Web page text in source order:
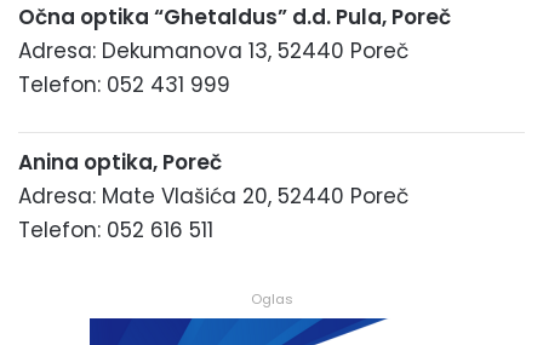
Očna optika “Ghetaldus” d.d. Pula, Poreč
Adresa: Dekumanova 13, 52440 Poreč
Telefon: 052 431 999
Anina optika, Poreč
Adresa: Mate Vlašića 20, 52440 Poreč
Telefon: 052 616 511
Oglas